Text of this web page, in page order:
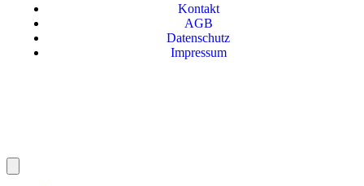
Kontakt
AGB
Datenschutz
Impressum